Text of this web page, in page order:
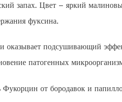
запах. Цвет – яркий
фуксина.
оказывает подсушивающий
патогенных